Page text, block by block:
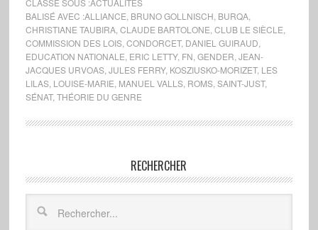
CLASSÉ SOUS :ACTUALITÉS
BALISÉ AVEC :ALLIANCE BRUNO GOLLNISCH BURQA,
CHRISTIANE TAUBIRA, CLAUDE BARTOLONE CLUB LE SIÈCLE
COMMISSION DES LOIS, CONDORCET, DANIEL GUIRAUD
EDUCATION NATIONALE ERIC LETTY, FN GENDER JEAN-
JACQUES URVOAS, JULES FERRY, KOSZIUSKO-MORIZET, LES
LILAS, LOUISE-MARIE MANUEL VALLS, ROMS, SAINT-JUST,
SÉNAT, THÉORIE DU GENRE
RECHERCHER